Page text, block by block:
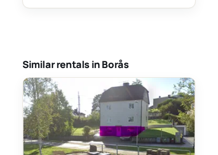
Similar rentals in Borås